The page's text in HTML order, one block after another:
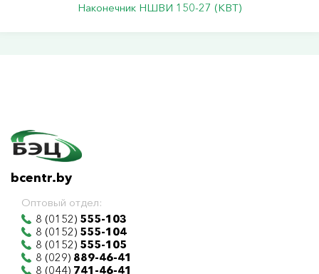
Наконечник НШВИ 150-27 (КВТ)
bcentr.by
Оптовый отдел:
8 (0152) 555-103
8 (0152) 555-104
8 (0152) 555-105
8 (029) 889-46-41
8 (044) 741-46-41